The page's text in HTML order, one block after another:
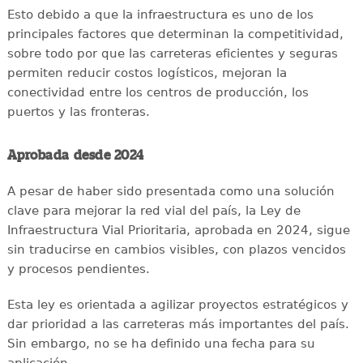
Esto debido a que la infraestructura es uno de los
principales factores que determinan la competitividad,
sobre todo por que las carreteras eficientes y seguras
permiten reducir costos logísticos, mejoran la
conectividad entre los centros de producción, los
puertos y las fronteras.
Aprobada desde 2024
A pesar de haber sido presentada como una solución
clave para mejorar la red vial del país, la Ley de
Infraestructura Vial Prioritaria, aprobada en 2024, sigue
sin traducirse en cambios visibles, con plazos vencidos
y procesos pendientes.
Esta ley es orientada a agilizar proyectos estratégicos y
dar prioridad a las carreteras más importantes del país.
Sin embargo, no se ha definido una fecha para su